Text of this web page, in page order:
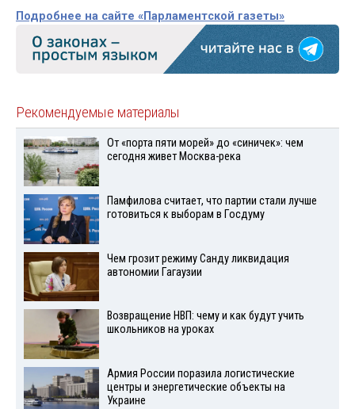
Подробнее на сайте «Парламентской газеты»
Рекомендуемые материалы
От «порта пяти морей» до «синичек»: чем
сегодня живет Москва-река
Памфилова считает, что партии стали лучше
готовиться к выборам в Госдуму
Чем грозит режиму Санду ликвидация
автономии Гагаузии
Возвращение НВП: чему и как будут учить
школьников на уроках
Армия России поразила логистические
центры и энергетические объекты на
Украине